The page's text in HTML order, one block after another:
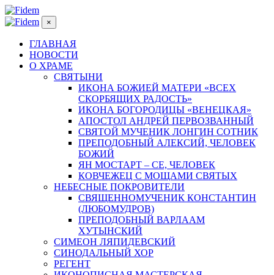
×
ГЛАВНАЯ
НОВОСТИ
О ХРАМЕ
СВЯТЫНИ
ИКОНА БОЖИЕЙ МАТЕРИ «ВСЕХ
СКОРБЯЩИХ РАДОСТЬ»
ИКОНА БОГОРОДИЦЫ «ВЕНЕЦКАЯ»
АПОСТОЛ АНДРЕЙ ПЕРВОЗВАННЫЙ
СВЯТОЙ МУЧЕНИК ЛОНГИН СОТНИК
ПРЕПОДОБНЫЙ АЛЕКСИЙ, ЧЕЛОВЕК
БОЖИЙ
ЯН МОСТАРТ – СЕ, ЧЕЛОВЕК
КОВЧЕЖЕЦ С МОЩАМИ СВЯТЫХ
НЕБЕСНЫЕ ПОКРОВИТЕЛИ
СВЯЩЕННОМУЧЕНИК КОНСТАНТИН
(ЛЮБОМУДРОВ)
ПРЕПОДОБНЫЙ ВАРЛААМ
ХУТЫНСКИЙ
СИМЕОН ЛЯПИДЕВСКИЙ
СИНОДАЛЬНЫЙ ХОР
РЕГЕНТ